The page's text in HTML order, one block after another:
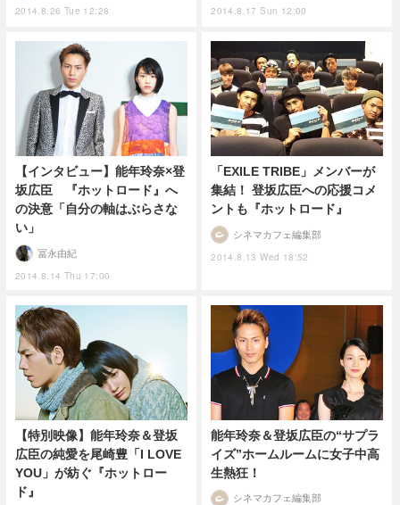
2014.8.26 Tue 12:28 2014.8.17 Sun 12:00
【インタビュー】能年玲奈×登
坂広臣 『ホットロード』へ
の決意「自分の軸はぶらさな
い」
2014.8.14 Thu 17:00
冨永由紀
「EXILE TRIBE」メンバーが
集結！ 登坂広臣への応援コメ
ントも『ホットロード』
2014.8.13 Wed 18:52
シネマカフェ編集部
【特別映像】能年玲奈＆登坂
広臣の純愛を尾崎豊「I LOVE
YOU」が紡ぐ『ホットロー
ド』
能年玲奈＆登坂広臣の“サプラ
イズ”ホームルームに女子中高
生熱狂！
シネマカフェ編集部